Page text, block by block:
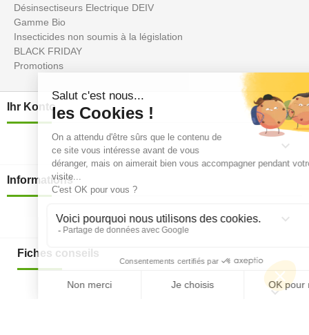
Désinsectiseurs Electrique DEIV
Gamme Bio
Insecticides non soumis à la législation
BLACK FRIDAY
Promotions
Ihr Konto

Informations

Fiches conseils
